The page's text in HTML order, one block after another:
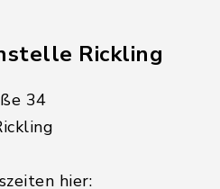
Rickling
34
hier: